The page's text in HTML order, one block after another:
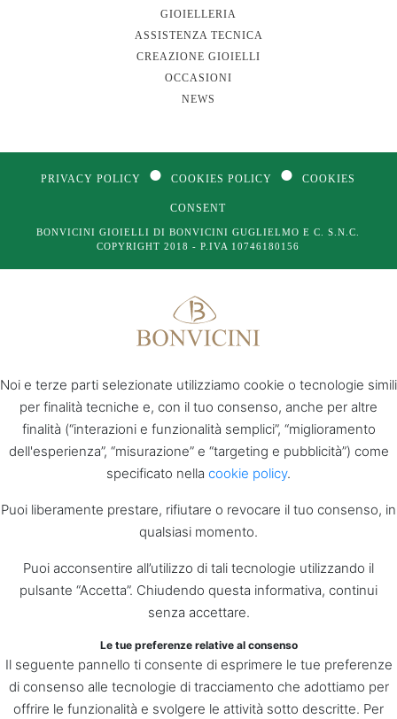
GIOIELLERIA
ASSISTENZA TECNICA
CREAZIONE GIOIELLI
OCCASIONI
NEWS
PRIVACY POLICY ●COOKIES POLICY ●COOKIES
CONSENT
BONVICINI GIOIELLI DI BONVICINI GUGLIELMO E C. S.N.C.
COPYRIGHT 2018 - P.IVA 10746180156
Noi e terze parti selezionate utilizziamo cookie o tecnologie simili
per finalità tecniche e, con il tuo consenso, anche per altre
finalità (“interazioni e funzionalità semplici”, “miglioramento
dell'esperienza”, “misurazione” e “targeting e pubblicità”) come
specificato nella cookie policy.
Puoi liberamente prestare, rifiutare o revocare il tuo consenso, in
qualsiasi momento.
Puoi acconsentire all’utilizzo di tali tecnologie utilizzando il
pulsante “Accetta”. Chiudendo questa informativa, continui
senza accettare.
Le tue preferenze relative al consenso
Il seguente pannello ti consente di esprimere le tue preferenze
di consenso alle tecnologie di tracciamento che adottiamo per
offrire le funzionalità e svolgere le attività sotto descritte. Per